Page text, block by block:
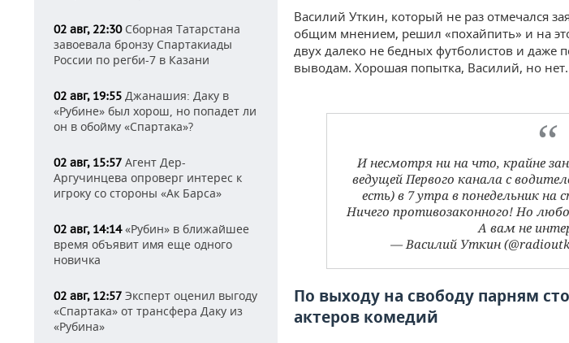
02 авг, 22:30Сборная Татарстана
завоевала бронзу Спартакиады
России по регби-7 в Казани
02 авг, 19:55 Джанашия: Даку в
«Рубине» был хорош, но попадет ли
он в обойму «Спартака»?
02 авг, 15:57 Агент Дер-
Аргучинцева опроверг интерес к
игроку со стороны «Ак Барса»
02 авг, 14:14«Рубин» в ближайшее
время объявит имя еще одного
новичка
02 авг, 12:57 Эксперт оценил выгоду
«Спартака» от трансфера Даку из
«Рубина»
Василий Уткин, который не раз отмечался
общим мнением, решил «похайпить» и на
двух далеко не бедных футболистов и даже
выводам. Хорошая попытка, Василий, но нет.
И несмотря ни на что, крайне
ведущей Первого канала с
есть) в 7 утра в понедельник на
Ничего противозаконного! Но
А вам не
— Василий Уткин
По выходу на свободу парням
актеров комедий